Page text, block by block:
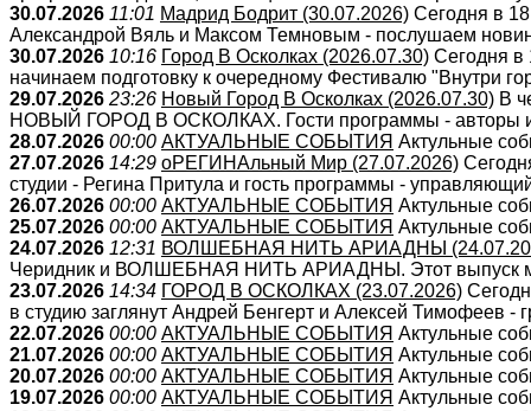
30.07.2026 11:01 Мадрид Бодрит (30.07.2026) Сегодня в
Александрой Вяль и Максом Темновым - послушаем
30.07.2026 10:16 Город В Осколках (2026.07.30) Сегодня
начинаем подготовку к очередному Фестивалю "Внутри
29.07.2026 23:26 Новый Город В Осколках (2026.07.30) В
НОВЫЙ ГОРОД В ОСКОЛКАХ. Гости программы - авторы
28.07.2026 00:00 АКТУАЛЬНЫЕ СОБЫТИЯ Актульные
27.07.2026 14:29 оРЕГИНАльный Мир (27.07.2026)
студии - Регина Притула и гость программы -
26.07.2026 00:00 АКТУАЛЬНЫЕ СОБЫТИЯ Актульные
25.07.2026 00:00 АКТУАЛЬНЫЕ СОБЫТИЯ Актульные
24.07.2026 12:31 ВОЛШЕБНАЯ НИТЬ АРИАДНЫ
Черидник и ВОЛШЕБНАЯ НИТЬ АРИАДНЫ. Этот выпуск мы
23.07.2026 14:34 ГОРОД В ОСКОЛКАХ (23.07.2026)
в студию заглянут Андрей Бенгерт и Алексей Тимофеев -
22.07.2026 00:00 АКТУАЛЬНЫЕ СОБЫТИЯ Актульные
21.07.2026 00:00 АКТУАЛЬНЫЕ СОБЫТИЯ Актульные
20.07.2026 00:00 АКТУАЛЬНЫЕ СОБЫТИЯ Актульные
19.07.2026 00:00 АКТУАЛЬНЫЕ СОБЫТИЯ Актульные